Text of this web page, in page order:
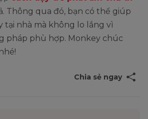
Thông qua đó, bạn có thể giúp
tại nhà mà không lo lắng vì
pháp phù hợp. Monkey chúc
Chia sẻ ngay